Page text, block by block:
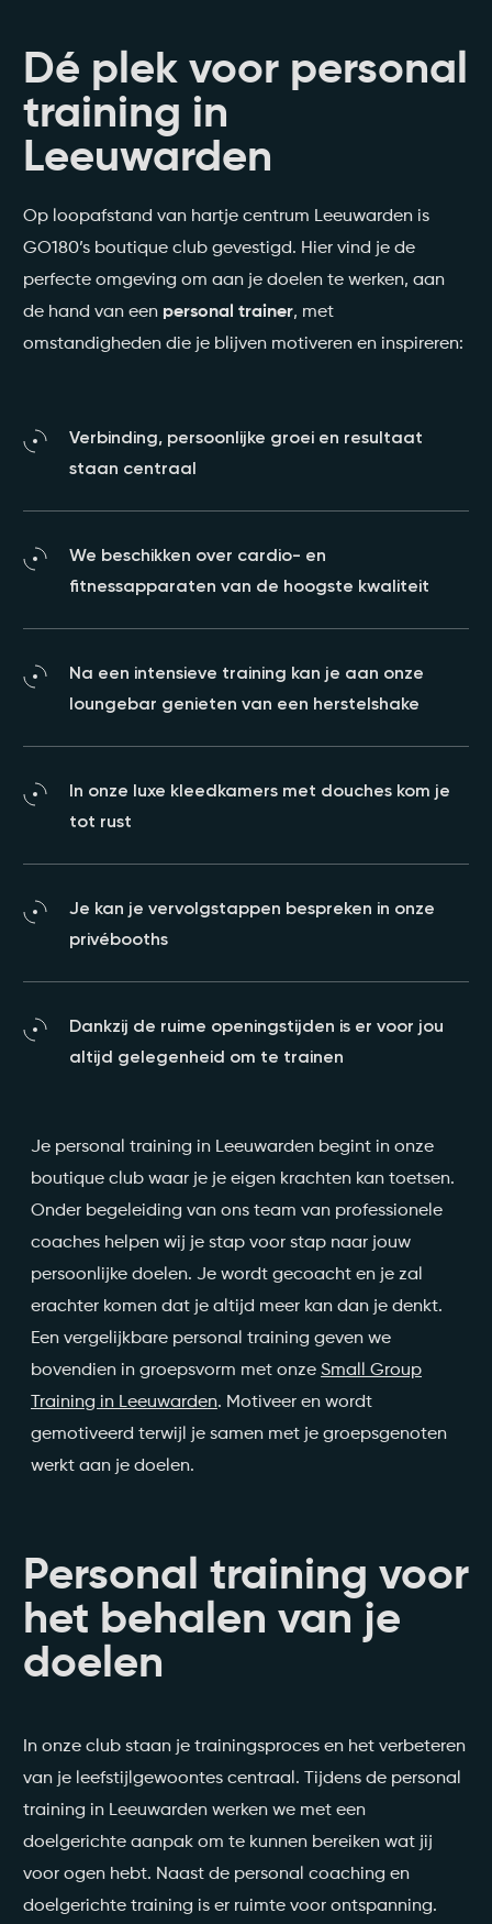
Dé plek voor personal
training in
Leeuwarden
Op loopafstand van hartje centrum Leeuwarden is
GO180’s boutique club gevestigd. Hier vind je de
perfecte omgeving om aan je doelen te werken, aan
de hand van een personal trainer, met
omstandigheden die je blijven motiveren en inspireren:
Verbinding, persoonlijke groei en resultaat
staan centraal
We beschikken over cardio- en
fitnessapparaten van de hoogste kwaliteit
Na een intensieve training kan je aan onze
loungebar genieten van een herstelshake
In onze luxe kleedkamers met douches kom je
tot rust
Je kan je vervolgstappen bespreken in onze
privébooths
Dankzij de ruime openingstijden is er voor jou
altijd gelegenheid om te trainen
Je personal training in Leeuwarden begint in onze
boutique club waar je je eigen krachten kan toetsen.
Onder begeleiding van ons team van professionele
coaches helpen wij je stap voor stap naar jouw
persoonlijke doelen. Je wordt gecoacht en je zal
erachter komen dat je altijd meer kan dan je denkt.
Een vergelijkbare personal training geven we
bovendien in groepsvorm met onze Small Group
Training in Leeuwarden. Motiveer en wordt
gemotiveerd terwijl je samen met je groepsgenoten
werkt aan je doelen.
Personal training voor
het behalen van je
doelen
In onze club staan je trainingsproces en het verbeteren
van je leefstijlgewoontes centraal. Tijdens de personal
training in Leeuwarden werken we met een
doelgerichte aanpak om te kunnen bereiken wat jij
voor ogen hebt. Naast de personal coaching en
doelgerichte training is er ruimte voor ontspanning.